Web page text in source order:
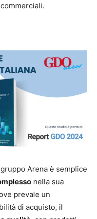
Arena è semplice
nella sua
prevale un
di acquisto, il